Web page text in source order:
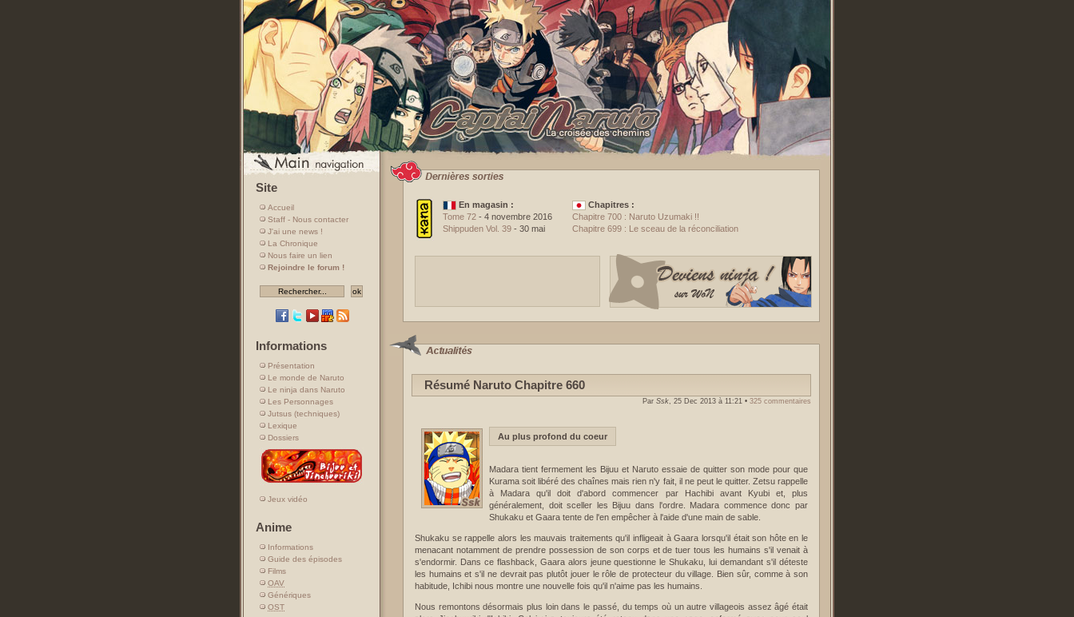
Site
Accueil
Staff - Nous contacter
J'ai une news !
La Chronique
Nous faire un lien
Rejoindre le forum !
Informations
Présentation
Le monde de Naruto
Le ninja dans Naruto
Les Personnages
Jutsus (techniques)
Lexique
Dossiers
Jeux vidéo
Anime
Informations
Guide des épisodes
Films
OAV
Génériques
OST
En magasin :
Tome 72 - 4 novembre 2016
Shippuden Vol. 39 - 30 mai
Chapitres :
Chapitre 700 : Naruto Uzumaki !!
Chapitre 699 : Le sceau de la réconciliation
Résumé Naruto Chapitre 660
Par Ssk, 25 Dec 2013 à 11:21 • 325 commentaires
Au plus profond du coeur
Madara tient fermement les Bijuu et Naruto essaie de quitter son mode pour que
Kurama soit libéré des chaînes mais rien n'y fait, il ne peut le quitter. Zetsu rappelle
à Madara qu'il doit d'abord commencer par Hachibi avant Kyubi et, plus
généralement, doit sceller les Bijuu dans l'ordre. Madara commence donc par
Shukaku et Gaara tente de l'en empêcher à l'aide d'une main de sable.
Shukaku se rappelle alors les mauvais traitements qu'il infligeait à Gaara lorsqu'il était son hôte en le
menacant notamment de prendre possession de son corps et de tuer tous les humains s'il venait à
s'endormir. Dans ce flashback, Gaara alors jeune questionne le Shukaku, lui demandant s'il déteste
les humains et s'il ne devrait pas plutôt jouer le rôle de protecteur du village. Bien sûr, comme à son
habitude, Ichibi nous montre une nouvelle fois qu'il n'aime pas les humains.
Nous remontons désormais plus loin dans le passé, du temps où un autre villageois assez âgé était